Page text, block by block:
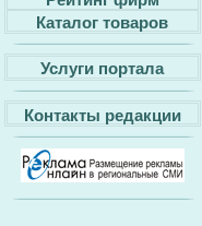
Каталог товаров
Услуги портала
Контакты редакции